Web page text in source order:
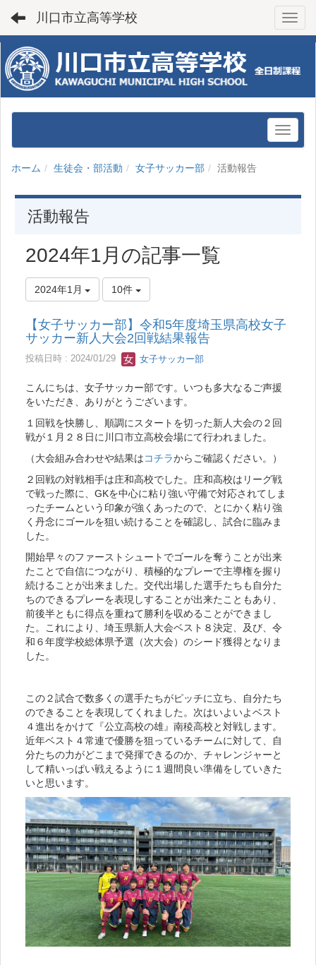
川口市立高等学校
ホーム 生徒会・部活動 女子サッカー部 活動報告
活動報告
2024年1月の記事一覧
2024年1月 10件
【女子サッカー部】令和5年度埼玉県高校女子
サッカー新人大会2回戦結果報告
投稿日時 : 2024/01/29 女子サッカー部
こんにちは、女子サッカー部です。いつも多大なるご声援
をいただき、ありがとうございます。
１回戦を快勝し、順調にスタートを切った新人大会の２回
戦が１月２８日に川口市立高校会場にて行われました。
（大会組み合わせや結果はコチラからご確認ください。）
２回戦の対戦相手は庄和高校でした。庄和高校はリーグ戦
で戦った際に、GKを中心に粘り強い守備で対応されてしま
ったチームという印象が強くあったので、とにかく粘り強
く丹念にゴールを狙い続けることを確認し、試合に臨みま
した。
開始早々のファーストシュートでゴールを奪うことが出来
たことで自信につながり、積極的なプレーで主導権を握り
続けることが出来ました。交代出場した選手たちも自分た
ちのできるプレーを表現しすることが出来たこともあり、
前後半ともに得点を重ねて勝利を収めることができまし
た。これにより、埼玉県新人大会ベスト８決定、及び、令
和６年度学校総体県予選（次大会）のシード獲得となりま
した。
この２試合で数多くの選手たちがピッチに立ち、自分たち
のできることを表現してくれました。次はいよいよベスト
４進出をかけて『公立高校の雄』南稜高校と対戦します。
近年ベスト４常連で優勝を狙っているチームに対して、自
分たちの力がどこまで発揮できるのか、チャレンジャーと
して精いっぱい戦えるように１週間良い準備をしていきた
いと思います。